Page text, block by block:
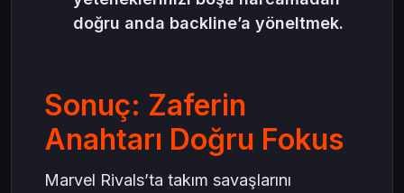
doğru anda backline’a yöneltmek.
Sonuç: Zaferin
Anahtarı Doğru Fokus
Marvel Rivals’ta takım savaşlarını